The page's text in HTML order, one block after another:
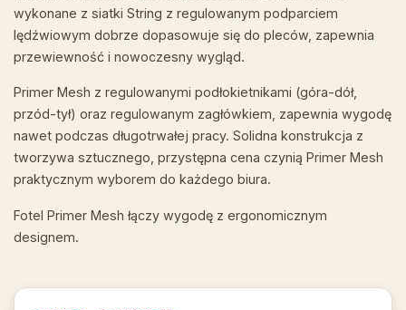
wykonane z siatki String z regulowanym podparciem
lędźwiowym dobrze dopasowuje się do pleców, zapewnia
przewiewność i nowoczesny wygląd.
Primer Mesh z regulowanymi podłokietnikami (góra-dół,
przód-tył) oraz regulowanym zagłówkiem, zapewnia wygodę
nawet podczas długotrwałej pracy. Solidna konstrukcja z
tworzywa sztucznego, przystępna cena czynią Primer Mesh
praktycznym wyborem do każdego biura.
Fotel Primer Mesh łączy wygodę z ergonomicznym
designem.